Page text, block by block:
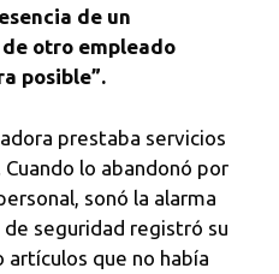
de un
otro empleado
posible”.
prestaba servicios
lo abandonó por
sonó la alarma
seguridad registró su
que no había